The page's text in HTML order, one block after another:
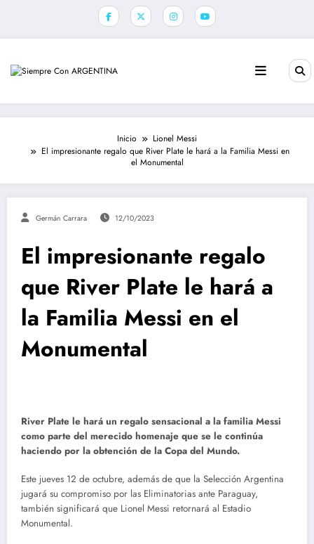
Inicio
Lionel Messi
El impresionante regalo que River Plate le hará a la Familia Messi en
el Monumental
Germán Carrara 12/10/2023
El impresionante regalo
que River Plate le hará a
la Familia Messi en el
Monumental
River Plate le hará un regalo sensacional a la familia Messi
como parte del merecido homenaje que se le continúa
haciendo por la obtención de la Copa del Mundo.
Este jueves 12 de octubre, además de que la Selección Argentina
jugará su compromiso por las Eliminatorias ante Paraguay,
también significará que Lionel Messi retornará al Estadio
Monumental.